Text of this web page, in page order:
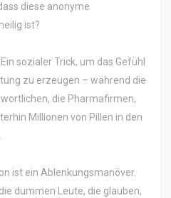
diese anonyme
ist?
sozialer Trick, um das Gefühl
zu erzeugen – während die
die Pharmafirmen,
Millionen von Pillen in den
ist ein Ablenkungsmanöver.
dummen Leute, die glauben,